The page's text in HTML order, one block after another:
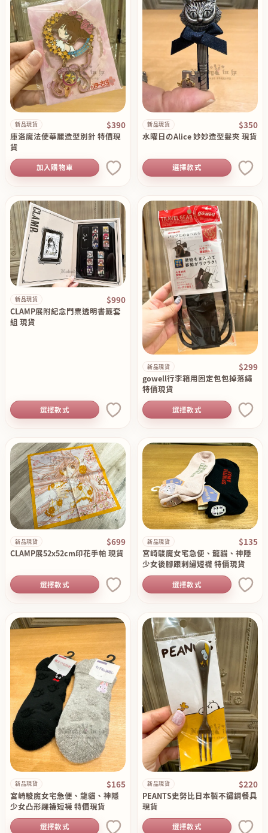
新品現貨 $390
庫洛魔法使華麗造型別針 特價現
貨
加入購物車
新品現貨 $350
水曜日のAlice 妙妙造型髮夾 現貨
選擇款式
新品現貨 $990
CLAMP展附紀念門票透明書籤套
組 現貨
選擇款式
新品現貨 $299
gowell行李箱用固定包包掉落繩
特價現貨
選擇款式
新品現貨 $699
CLAMP展52x52cm印花手帕 現貨
選擇款式
新品現貨 $135
宮崎駿魔女宅急便、龍貓、神隱
少女後腳跟刺繡短襪 特價現貨
選擇款式
新品現貨 $165
宮崎駿魔女宅急便、龍貓、神隱
少女凸形踝襪短襪 特價現貨
選擇款式
新品現貨 $220
PEANTS史努比日本製不鏽鋼餐具
現貨
選擇款式